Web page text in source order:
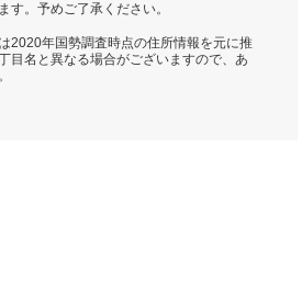
す。予めご了承ください。
2020年国勢調査時点の住所情報を元に推
目名と異なる場合がございますので、あ